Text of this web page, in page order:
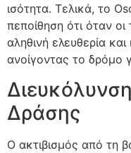
ισότητα. Τελικά, το
πεποίθηση ότι όταν
αληθινή ελευθερία
ανοίγοντας το δρόμο
Δράσης
Ο ακτιβισμός από τη